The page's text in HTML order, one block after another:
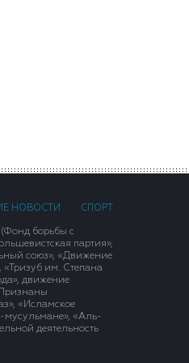
НОВОСТИ СПОРТ
борьбы с
партия»,
союз», «Движение
им. Степана
движение
«Исламское
мусульмане», «Аль-
деятельность